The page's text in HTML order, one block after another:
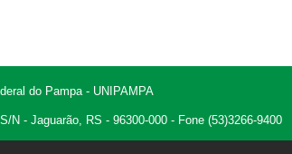
do Pampa - UNIPAMPA
N - Jaguarão, RS - 96300-000 - Fone (53)3266-9400